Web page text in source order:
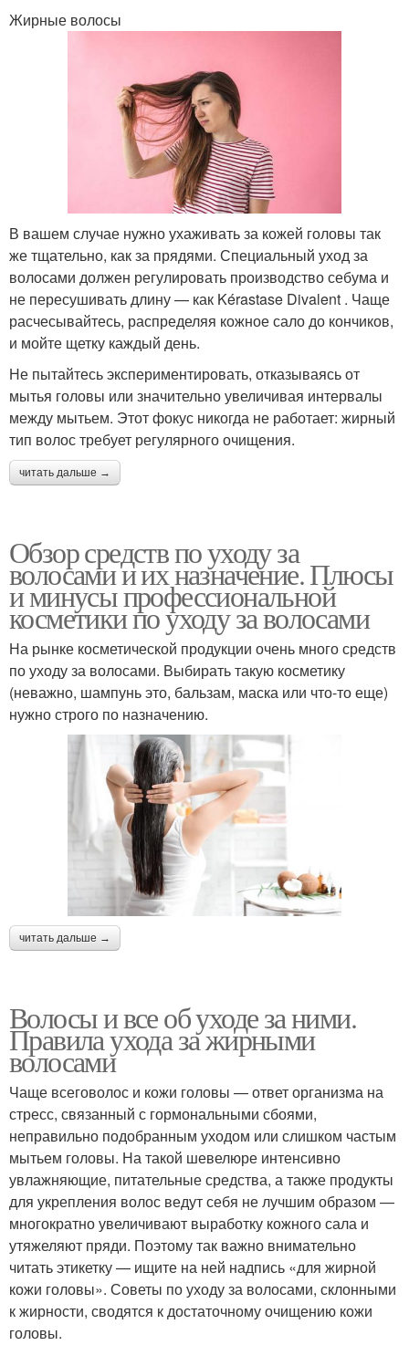
Жирные волосы
В вашем случае нужно ухаживать за кожей головы так
же тщательно, как за прядями. Специальный уход за
волосами должен регулировать производство себума и
не пересушивать длину — как Kérastase Divalent . Чаще
расчесывайтесь, распределяя кожное сало до кончиков,
и мойте щетку каждый день.
Не пытайтесь экспериментировать, отказываясь от
мытья головы или значительно увеличивая интервалы
между мытьем. Этот фокус никогда не работает: жирный
тип волос требует регулярного очищения.
читать дальше →
Обзор средств по уходу за
волосами и их назначение. Плюсы
и минусы профессиональной
косметики по уходу за волосами
На рынке косметической продукции очень много средств
по уходу за волосами. Выбирать такую косметику
(неважно, шампунь это, бальзам, маска или что-то еще)
нужно строго по назначению.
читать дальше →
Волосы и все об уходе за ними.
Правила ухода за жирными
волосами
Чаще всеговолос и кожи головы — ответ организма на
стресс, связанный с гормональными сбоями,
неправильно подобранным уходом или слишком частым
мытьем головы. На такой шевелюре интенсивно
увлажняющие, питательные средства, а также продукты
для укрепления волос ведут себя не лучшим образом —
многократно увеличивают выработку кожного сала и
утяжеляют пряди. Поэтому так важно внимательно
читать этикетку — ищите на ней надпись «для жирной
кожи головы». Советы по уходу за волосами, склонными
к жирности, сводятся к достаточному очищению кожи
головы.